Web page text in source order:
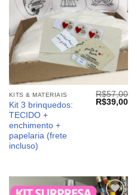
preço
atual
R$77,00.
KITS & MATERIAIS
Kit 3 brinquedos:
TECIDO +
enchimento +
papelaria (frete
incluso)
R$57,00
O
R$39,00O